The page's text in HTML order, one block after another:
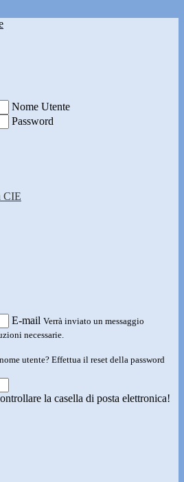
Nome Utente
Password
CIE
E-mail Verrà inviato un messaggio
necessarie.
utente? Effettua il reset della password
la casella di posta elettronica!